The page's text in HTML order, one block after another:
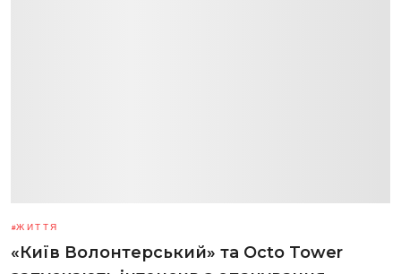
ЖИТТЯ
«Київ Волонтерський» та Octo Tower